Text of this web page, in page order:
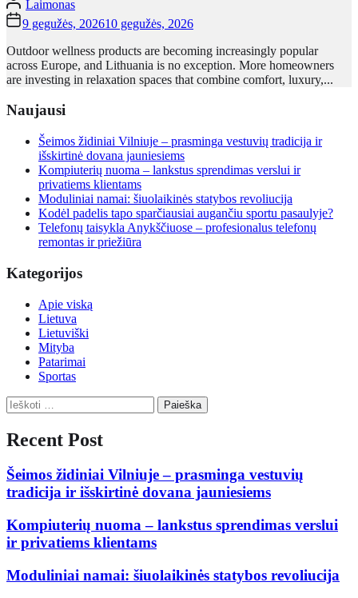
Laimonas
9 gegužės, 202610 gegužės, 2026
Outdoor wellness products are becoming increasingly popular
across Europe, and Lithuania is no exception. More homeowners
are investing in relaxation spaces that combine comfort, luxury,...
Naujausi
Šeimos židiniai Vilniuje – prasminga vestuvių tradicija ir
išskirtinė dovana jauniesiems
Kompiuterių nuoma – lankstus sprendimas verslui ir
privatiems klientams
Moduliniai namai: šiuolaikinės statybos revoliucija
Kodėl padelis tapo sparčiausiai augančiu sportu pasaulyje?
Telefonų taisykla Anykščiuose – profesionalus telefonų
remontas ir priežiūra
Kategorijos
Apie viską
Lietuva
Lietuviški
Mityba
Patarimai
Sportas
Ieškoti:
Recent Post
Šeimos židiniai Vilniuje – prasminga vestuvių
tradicija ir išskirtinė dovana jauniesiems
Kompiuterių nuoma – lankstus sprendimas verslui
ir privatiems klientams
Moduliniai namai: šiuolaikinės statybos revoliucija